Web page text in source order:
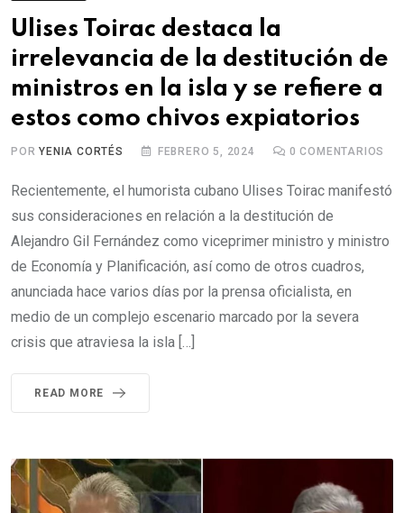
Ulises Toirac destaca la
irrelevancia de la destitución de
ministros en la isla y se refiere a
estos como chivos expiatorios
PORYENIA CORTÉS FEBRERO 5, 2024 0 COMENTARIOS
Recientemente, el humorista cubano Ulises Toirac manifestó
sus consideraciones en relación a la destitución de
Alejandro Gil Fernández como viceprimer ministro y ministro
de Economía y Planificación, así como de otros cuadros,
anunciada hace varios días por la prensa oficialista, en
medio de un complejo escenario marcado por la severa
crisis que atraviesa la isla […]
READ MORE